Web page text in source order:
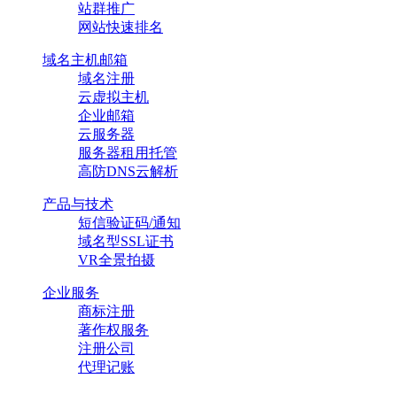
站群推广
网站快速排名
域名主机邮箱
域名注册
云虚拟主机
企业邮箱
云服务器
服务器租用托管
高防DNS云解析
产品与技术
短信验证码/通知
域名型SSL证书
VR全景拍摄
企业服务
商标注册
著作权服务
注册公司
代理记账